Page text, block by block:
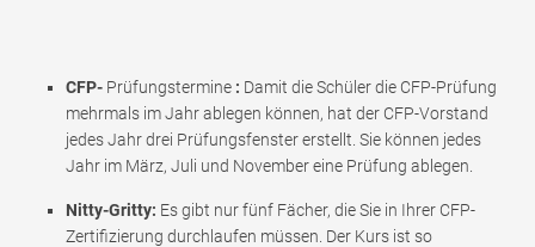
CFP- Prüfungstermine : Damit die Schüler die CFP-Prüfung
mehrmals im Jahr ablegen können, hat der CFP-Vorstand
jedes Jahr drei Prüfungsfenster erstellt. Sie können jedes
Jahr im März, Juli und November eine Prüfung ablegen.
Nitty-Gritty: Es gibt nur fünf Fächer, die Sie in Ihrer CFP-
Zertifizierung durchlaufen müssen. Der Kurs ist so